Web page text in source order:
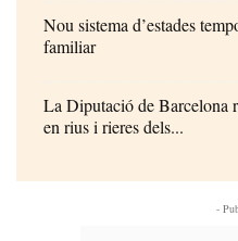
Nou sistema d’estades
familiar
La Diputació de Barcelona
en rius i rieres dels...
-